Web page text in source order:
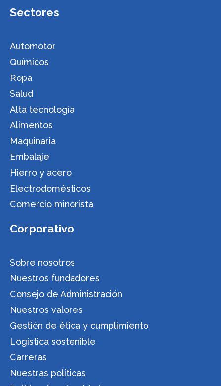
Sectores
Automotor
Químicos
Ropa
Salud
Alta tecnología
Alimentos
Maquinaria
Embalaje
Hierro y acero
Electrodomésticos
Comercio minorista
Corporativo
Sobre nosotros
Nuestros fundadores
Consejo de Administración
Nuestros valores
Gestión de ética y cumplimiento
Logística sostenible
Carreras
Nuestras políticas